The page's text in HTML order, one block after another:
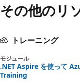
その他のリ
トレーニング
モジュール
.NET Aspire を使って
Training